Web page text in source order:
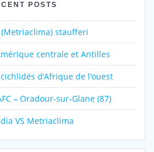
POSTS
staufferi
centrale et Antilles
d’Afrique de l’ouest
– Oradour-sur-Glane (87)
VS Metriaclima